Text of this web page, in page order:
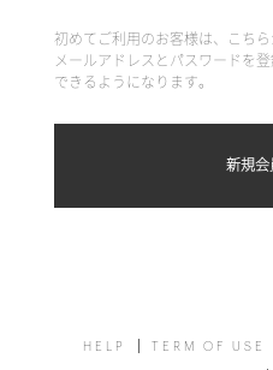
初めてご利用のお客様は、こち
メールアドレスとパスワードを
できるようになります。
HELP TERM OF USE